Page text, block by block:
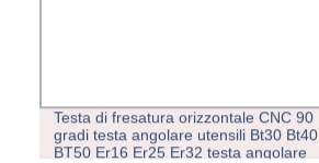
Testa di fresatura orizzontale CNC 90
gradi testa angolare utensili Bt30 Bt40
BT50 Er16 Er25 Er32 testa angolare